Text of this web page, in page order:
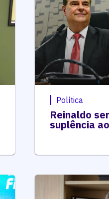
Política
Reinaldo
suplência